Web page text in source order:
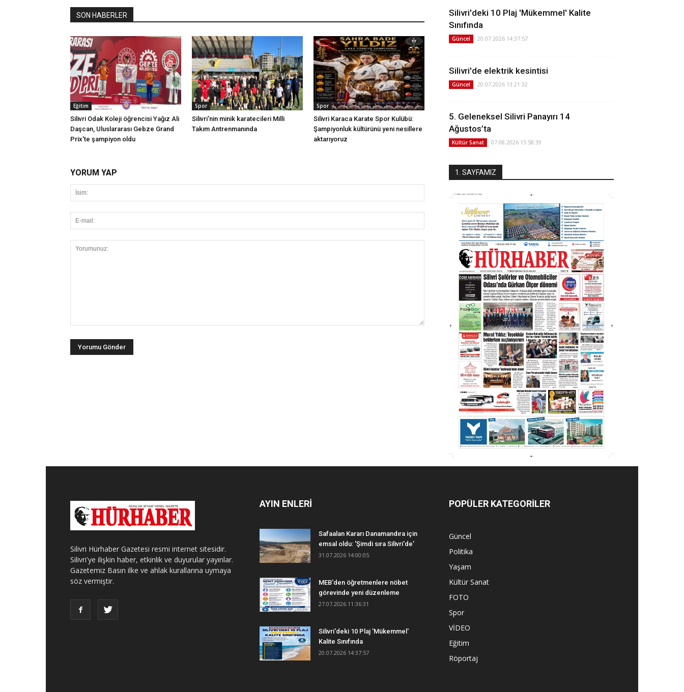
SON HABERLER
Eğitim
Silivri Odak Koleji öğrencisi Yağız Ali
Daşcan, Uluslararası Gebze Grand
Prix'te şampiyon oldu
Spor
Silivri'nin minik karatecileri Milli
Takım Antrenmanında
Spor
Silivri Karaca Karate Spor Kulübü:
Şampiyonluk kültürünü yeni nesillere
aktarıyoruz
YORUM YAP
Silivri'deki 10 Plaj 'Mükemmel' Kalite
Sınıfında
Güncel 20.07.2026 14:37:57
Silivri'de elektrik kesintisi
Güncel 20.07.2026 13:21:32
5. Geleneksel Silivri Panayırı 14
Ağustos’ta
Kültür Sanat 07.08.2026 15:58:39
1. SAYFAMIZ
Silivri Hürhaber Gazetesi resmi internet sitesidir.
Silivri'ye ilişkin haber, etkinlik ve duyurular yayınlar.
Gazetemiz Basın ilke ve ahlak kurallarına uymaya
söz vermiştir.
AYIN ENLERİ
Safaalan Kararı Danamandıra için
emsal oldu: 'Şimdi sıra Silivri'de'
31.07.2026 14:00:05
MEB'den öğretmenlere nöbet
görevinde yeni düzenleme
27.07.2026 11:36:31
Silivri'deki 10 Plaj 'Mükemmel'
Kalite Sınıfında
20.07.2026 14:37:57
POPÜLER KATEGORİLER
Güncel
Politika
Yaşam
Kültür Sanat
FOTO
Spor
VİDEO
Eğitim
Röportaj